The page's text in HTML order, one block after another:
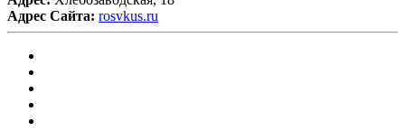
Адрес Сайта: rosvkus.ru